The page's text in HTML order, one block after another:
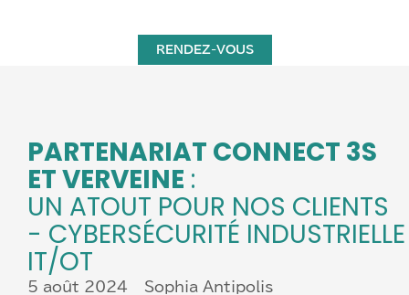
RENDEZ-VOUS
PARTENARIAT CONNECT 3S
ET VERVEINE :
UN ATOUT POUR NOS CLIENTS
- CYBERSÉCURITÉ INDUSTRIELLE
IT/OT
5 août 2024 – Sophia Antipolis